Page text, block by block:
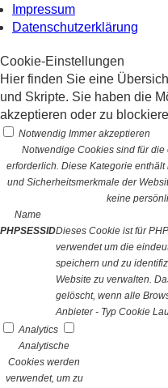
Impressum
Datenschutzerklärung
Cookie-Einstellungen
Hier finden Sie eine
und Skripte. Sie haben die
akzeptieren oder zu
Notwendig Immer akzeptieren
Notwendige Cookies sind für
erforderlich. Diese Kategorie
und Sicherheitsmerkmale der
keine
Name
PHPSESSIDDieses Cookie ist für
verwendet um die
speichern und zu
Website zu verwalten.
gelöscht, wenn alle
Anbieter - Typ Cookie
Analytics
Analytische
Cookies werden
verwendet, um zu